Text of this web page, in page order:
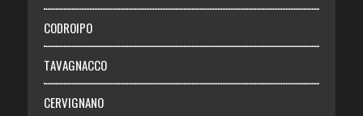
Necrologie
Chi siamo
Abbonati
CODROIPO
TAVAGNACCO
CERVIGNANO